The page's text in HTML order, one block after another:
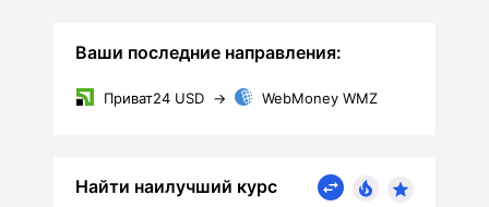
Ваши последние направления:
Приват24 USD → WebMoney WMZ
Найти наилучший курс